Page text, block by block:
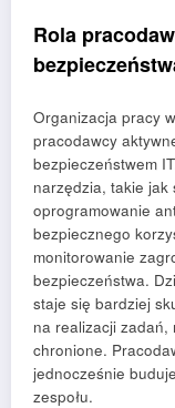
Rola
Organizacja pracy
pracodawcy
bezpieczeństwem
narzędzia, takie jak
oprogramowanie
bezpiecznego
monitorowanie
bezpieczeństwa.
staje się bardziej
na realizacji
chronione.
jednocześnie
zespołu.